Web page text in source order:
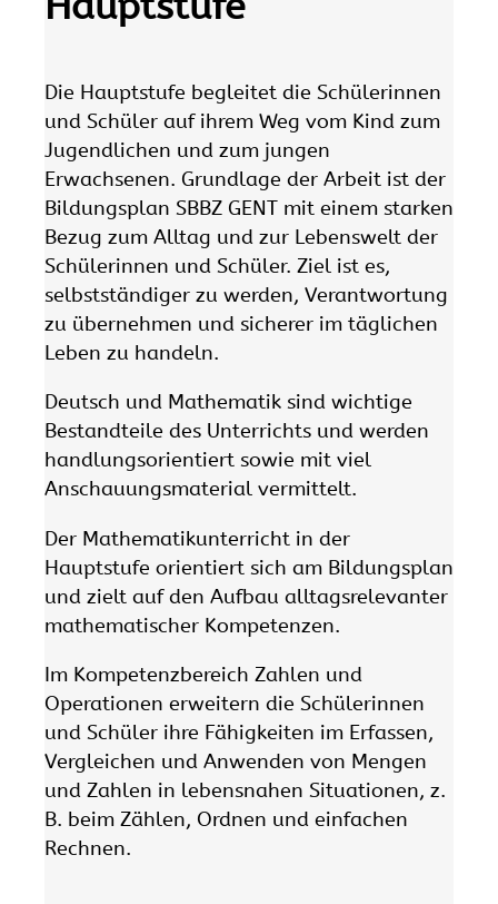
Die Hauptstufe begleitet die Schülerinnen
und Schüler auf ihrem Weg vom Kind zum
Jugendlichen und zum jungen
Erwachsenen. Grundlage der Arbeit ist der
Bildungsplan SBBZ GENT mit einem starken
Bezug zum Alltag und zur Lebenswelt der
Schülerinnen und Schüler. Ziel ist es,
selbstständiger zu werden, Verantwortung
zu übernehmen und sicherer im täglichen
Leben zu handeln.
Deutsch und Mathematik sind wichtige
Bestandteile des Unterrichts und werden
handlungsorientiert sowie mit viel
Anschauungsmaterial vermittelt.
Der Mathematikunterricht in der
Hauptstufe orientiert sich am Bildungsplan
und zielt auf den Aufbau alltagsrelevanter
mathematischer Kompetenzen.
Im Kompetenzbereich Zahlen und
Operationen erweitern die Schülerinnen
und Schüler ihre Fähigkeiten im Erfassen,
Vergleichen und Anwenden von Mengen
und Zahlen in lebensnahen Situationen, z.
B. beim Zählen, Ordnen und einfachen
Rechnen.